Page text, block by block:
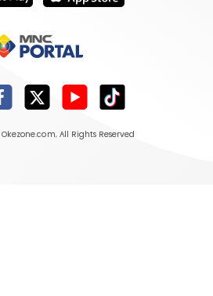
Okezone.com, All Rights Reserved